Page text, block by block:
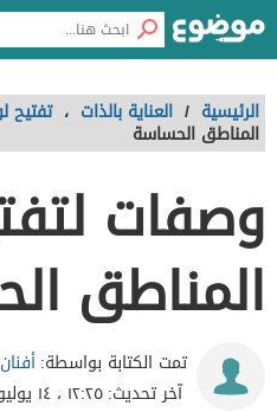
الرئيسية / العناية بالذات ، تفتيح
المناطق الحساسة
وصفات
المناطق
تمت الكتابة بواسطة:
آخر تحديث:١٢:٢٥ ، ١٤ يوليو ٢٠٢١